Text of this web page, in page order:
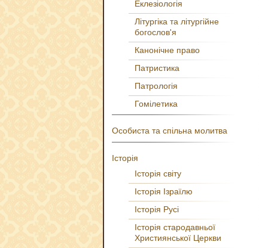
Еклезіологія
Літургіка та літургійне
богослов'я
Канонічне право
Патристика
Патрологія
Гомілетика
Особиста та спільна молитва
Історія
Історія світу
Історія Ізраїлю
Історія Русі
Історія стародавньої
Християнської Церкви